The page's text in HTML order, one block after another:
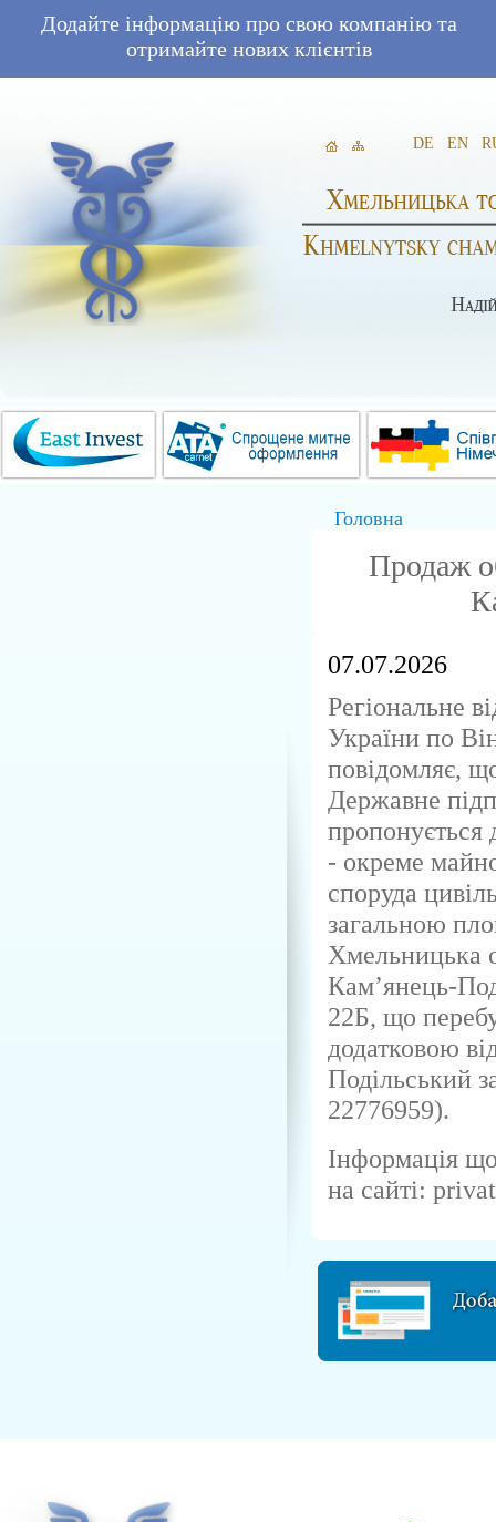
Додайте інформацію про свою компанію та
отримайте нових клієнтів
DE EN
Головна
Продаж
07.07.2026
Регіональне
України по
повідомляє,
Державне
пропонується
- окреме
споруда
загальною
Хмельницька
Кам’янець-
22Б, що
додатковою
Подільський
22776959).
Інформація
на сайті: